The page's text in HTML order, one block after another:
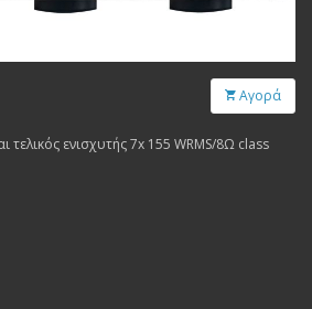
Αγορά
τελικός ενισχυτής 7x 155 WRMS/8Ω class